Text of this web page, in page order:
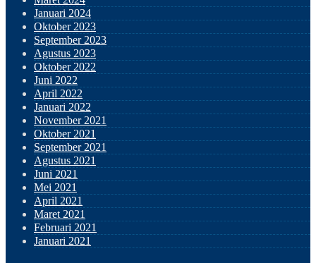
Januari 2024
Oktober 2023
September 2023
Agustus 2023
Oktober 2022
Juni 2022
April 2022
Januari 2022
November 2021
Oktober 2021
September 2021
Agustus 2021
Juni 2021
Mei 2021
April 2021
Maret 2021
Februari 2021
Januari 2021